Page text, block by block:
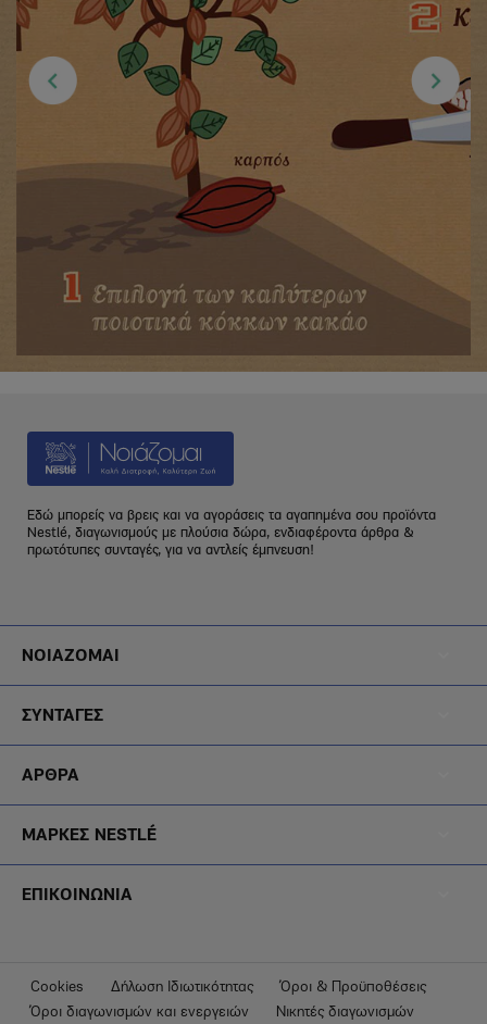
Εδώ μπορείς να βρεις και να αγοράσεις τα αγαπημένα σου προϊόντα
Nestlé, διαγωνισμούς με πλούσια δώρα, ενδιαφέροντα άρθρα &
πρωτότυπες συνταγές, για να αντλείς έμπνευση!
Menu
ΝΟΙΑΖΟΜΑΙ
Menu
ΣΥΝΤΑΓΕΣ
Menu
ΑΡΘΡΑ
Menu
ΜΑΡΚΕΣ NESTLÉ
Epikoinonia
ΕΠΙΚΟΙΝΩΝΙΑ
Footer
Cookies Δήλωση Ιδιωτικότητας
Όροι & Προϋποθέσεις
Όροι διαγωνισμών και ενεργειών
Νικητές διαγωνισμών